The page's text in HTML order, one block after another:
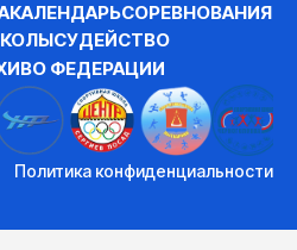
КАЛЕНДАРЬСОРЕВНОВАНИЯ
СУДЕЙСТВО
О ФЕДЕРАЦИИ
Политика конфиденциальности